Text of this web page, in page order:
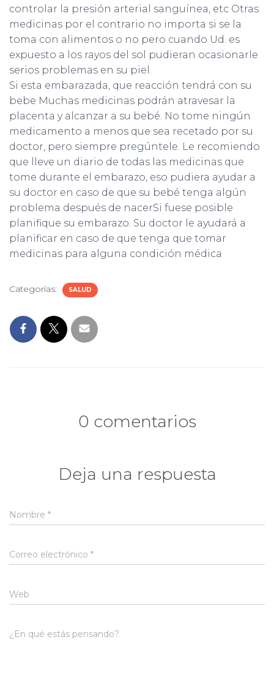
controlar la presión arterial sanguínea, etc Otras
medicinas por el contrario no importa si se la
toma con alimentos o no pero cuando Ud. es
expuesto a los rayos del sol pudieran ocasionarle
serios problemas en su piel
Si esta embarazada, que reacción tendrá con su
bebe Muchas medicinas podrán atravesar la
placenta y alcanzar a su bebé. No tome ningún
medicamento a menos que sea recetado por su
doctor, pero siempre pregúntele. Le recomiendo
que lleve un diario de todas las medicinas que
tome durante el embarazo, eso pudiera ayudar a
su doctor en caso de que su bebé tenga algún
problema después de nacerSi fuese posible
planifique su embarazo. Su doctor le ayudará a
planificar en caso de que tenga que tomar
medicinas para alguna condición médica
Categorías: SALUD
0 comentarios
Deja una respuesta
Nombre *
Correo electrónico *
Web
¿En qué estás pensando?